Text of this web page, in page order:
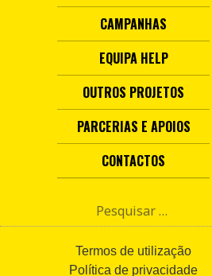
CAMPANHAS
EQUIPA HELP
OUTROS PROJETOS
PARCERIAS E APOIOS
CONTACTOS
s
Termos de utilização
Política de privacidade